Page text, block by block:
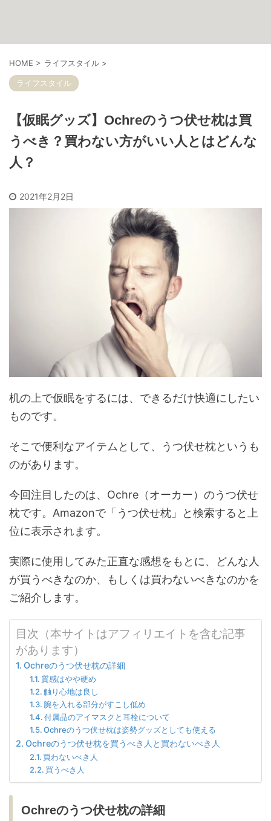
HOME > ライフスタイル >
ライフスタイル
【仮眠グッズ】Ochreのうつ伏せ枕は買
うべき？買わない方がいい人とはどんな
人？
2021年2月2日
机の上で仮眠をするには、できるだけ快適にしたい
ものです。
そこで便利なアイテムとして、うつ伏せ枕というも
のがあります。
今回注目したのは、Ochre（オーカー）のうつ伏せ
枕です。Amazonで「うつ伏せ枕」と検索すると上
位に表示されます。
実際に使用してみた正直な感想をもとに、どんな人
が買うべきなのか、もしくは買わないべきなのかを
ご紹介します。
目次（本サイトはアフィリエイトを含む記事
があります）
Ochreのうつ伏せ枕の詳細
質感はやや硬め
触り心地は良し
腕を入れる部分がすこし低め
付属品のアイマスクと耳栓について
Ochreのうつ伏せ枕は姿勢グッズとしても使える
Ochreのうつ伏せ枕を買うべき人と買わないべき人
買わないべき人
買うべき人
Ochreのうつ伏せ枕の詳細